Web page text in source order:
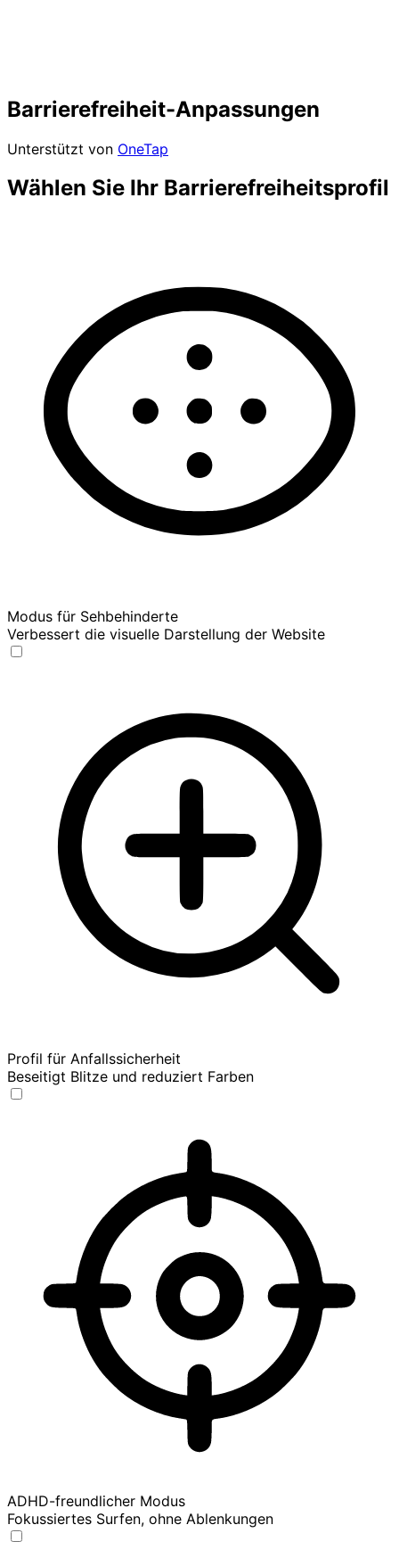
Barrierefreiheit-Anpassungen
Unterstützt von OneTap
Wählen Sie Ihr Barrierefreiheitsprofil
Modus für Sehbehinderte
Verbessert die visuelle Darstellung der Website
Profil für Anfallssicherheit
Beseitigt Blitze und reduziert Farben
ADHD-freundlicher Modus
Fokussiertes Surfen, ohne Ablenkungen